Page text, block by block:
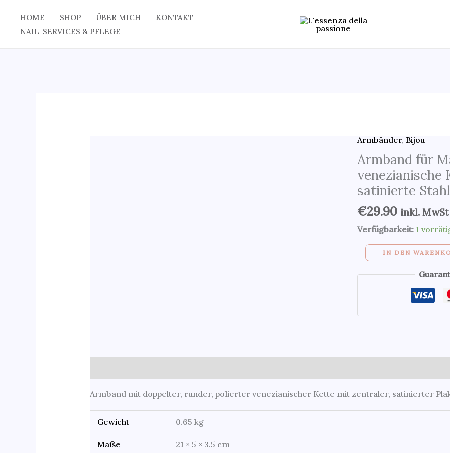
Inhalt
springen
HOME SHOP ÜBER MICH
KONTAKT
NAIL-SERVICES & PFLEGE
Armbänder,Bijou
Armband für
venezianische
satinierte
€29.90 inkl. MwSt
Verfügbarkeit: 1
Armband
für
Männer
Doppelte
venezianische
Kette
rund
satinierteIN DEN
Armband mit doppelter, runder, polierter venezianischer Kette mit zentraler, satinierter
Gewicht 0.65 kg
Maße 21 × 5 × 3.5 cm